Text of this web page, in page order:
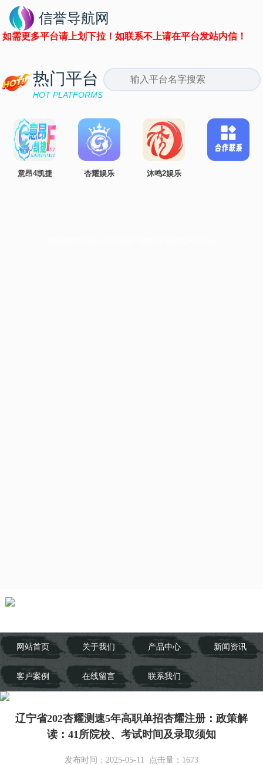
网站首页 关于我们 产品中心 新闻资讯
客户案例 在线留言 联系我们
辽宁省202杏耀测速5年高职单招杏耀注册：政策解
读：41所院校、考试时间及录取须知
发布时间：2025-05-11 点击量： 1673